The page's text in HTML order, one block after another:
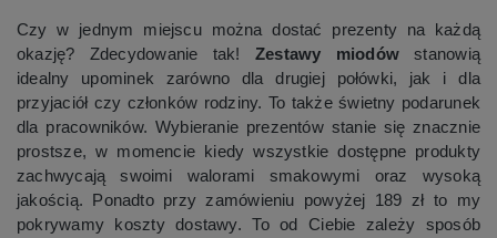
Czy w jednym miejscu można dostać prezenty na każdą
okazję? Zdecydowanie tak! Zestawy miodówstanowią
idealny upominek zarówno dla drugiej połówki, jak i dla
przyjaciół czy członków rodziny. To także świetny podarunek
dla pracowników. Wybieranie prezentów stanie się znacznie
prostsze, w momencie kiedy wszystkie dostępne produkty
zachwycają swoimi walorami smakowymi oraz wysoką
jakością. Ponadto przy zamówieniu powyżej 189 zł to my
pokrywamy koszty dostawy. To od Ciebie zależy sposób